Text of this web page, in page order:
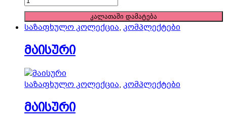
options
may
be
chosen
on
product
page
ორეული
შორტი
მაისური
ყვითელი
quantity
კალათაში დამატება
საზაფხულო კოლექცია, კომპლექტები
მაისური
საზაფხულო კოლექცია, კომპლექტები
მაისური